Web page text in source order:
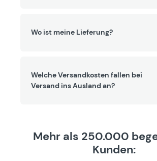
Wo ist meine Lieferung?
Welche Versandkosten fallen bei
Versand ins Ausland an?
Mehr als 250.000
Kunden: